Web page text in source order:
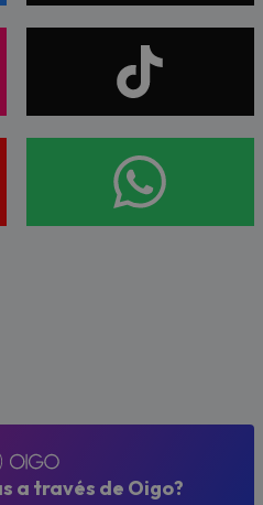
a través de Oigo?